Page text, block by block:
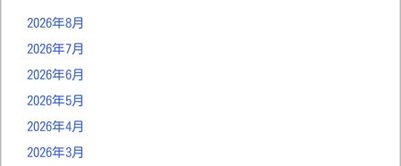
2026年8月
2026年7月
2026年6月
2026年5月
2026年4月
2026年3月